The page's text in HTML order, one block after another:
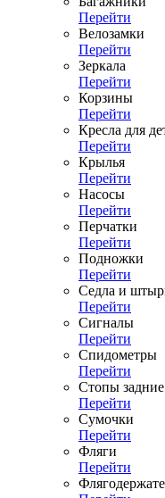
Перейти
Велозамки
Перейти
Зеркала
Перейти
Корзины
Перейти
Кресла для
Перейти
Крылья
Перейти
Насосы
Перейти
Перчатки
Перейти
Подножки
Перейти
Седла и
Перейти
Сигналы
Перейти
Спидометры
Перейти
Стопы задние
Перейти
Сумочки
Перейти
Фляги
Перейти